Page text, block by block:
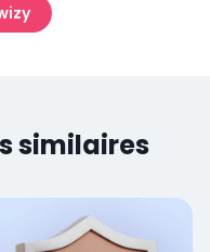
similaires